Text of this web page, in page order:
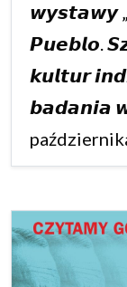
𝙬𝙮𝙨𝙩𝙖𝙬𝙮
𝙋𝙪𝙚𝙗𝙡𝙤.
𝙠𝙪𝙡𝙩𝙪𝙧
𝙗𝙖𝙙𝙖𝙣𝙞𝙖